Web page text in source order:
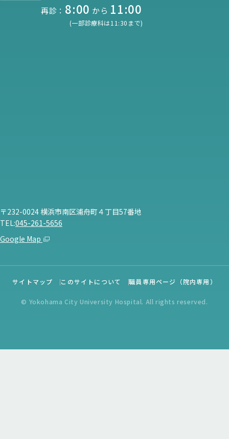
再診： 8:00 から 11:00
(一部診療科は11:30まで)
〒232-0024 横浜市南区浦舟町４丁目57番地
TEL:045-261-5656
Google Map
サイトマップ このサイトについて 職員専用ページ（院内専用）
© Yokohama City University Hospital. All rights reserved.